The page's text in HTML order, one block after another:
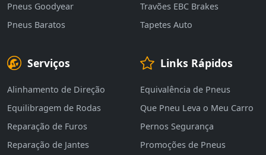
Pneus Goodyear
Pneus Baratos
Travões EBC Brakes
Tapetes Auto
Serviços
Alinhamento de Direção
Equilibragem de Rodas
Reparação de Furos
Reparação de Jantes
Links Rápidos
Equivalência de Pneus
Que Pneu Leva o Meu Carro
Pernos Segurança
Promoções de Pneus